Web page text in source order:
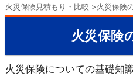
火災保険見積もり・比較 >火災保険
火災保険
火災保険についての基礎知